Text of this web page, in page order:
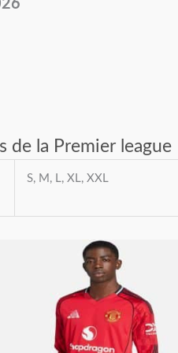
de la Premier league
S, M, L, XL, XXL
Este
producto
tiene
múltiples
variantes.